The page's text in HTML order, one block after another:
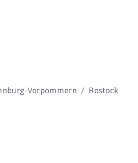
Vorpommern Rostock